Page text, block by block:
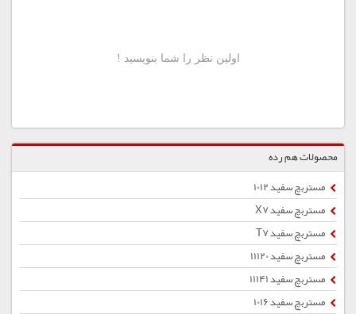
محصولات هم رده
مستربچ سفید 1012
مستربچ سفید X7
مستربچ سفید T7
مستربچ سفید 11120
مستربچ سفید 11141
مستربچ سفید 1016